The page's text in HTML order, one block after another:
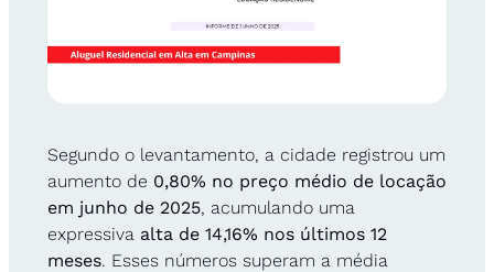
Segundo o levantamento, a cidade registrou um
aumento de 0,80% no preço médio de locação
em junho de 2025, acumulando uma
expressiva alta de 14,16% nos últimos 12
meses. Esses números superam a média